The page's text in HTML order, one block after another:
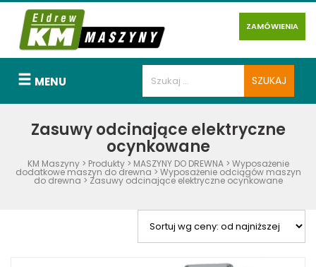
ZAMÓWIENIA
MENU
Zasuwy odcinające elektryczne
ocynkowane
KM Maszyny> Produkty> MASZYNY DO DREWNA> Wyposażenie
dodatkowe maszyn do drewna > Wyposażenie odciągów maszyn
do drewna > Zasuwy odcinające elektryczne ocynkowane